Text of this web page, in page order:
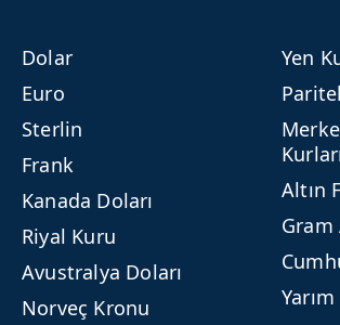
Dolar
Euro
Sterlin
Frank
Kanada Doları
Riyal Kuru
Avustralya Doları
Norveç Kronu
Yen
Altın
Gram